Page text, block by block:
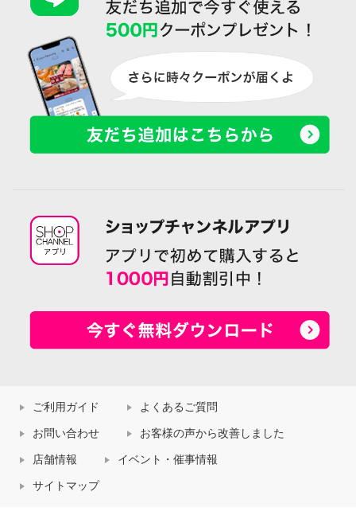
ご利用ガイド よくあるご質問
お問い合わせ お客様の声から改善しました
店舗情報 イベント・催事情報
サイトマップ